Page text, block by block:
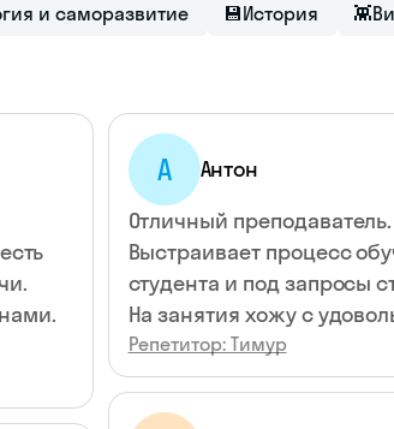
и саморазвитие 💾История 👾
А
Антон
Отличный преподаватель.
Выстраивает процесс
студента и под запросы
На занятия хожу с
Репетитор: Тимур